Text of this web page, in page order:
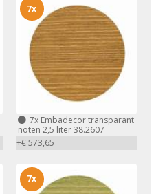
7xEmbadecor transparant
noten 2,5 liter 38.2607
+€ 573,65
7x
7x